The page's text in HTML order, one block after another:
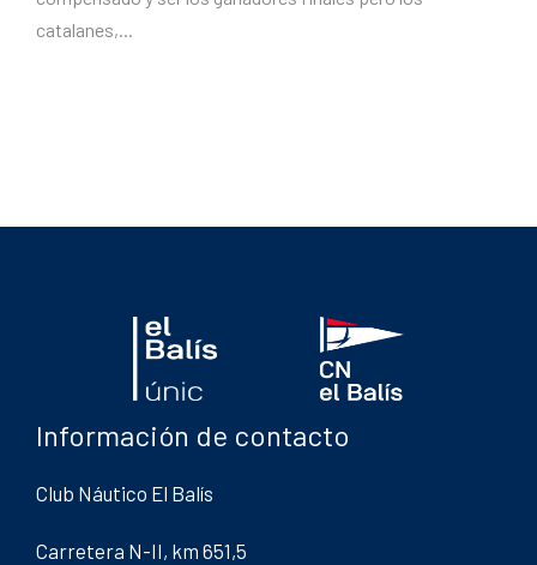
catalanes,...
Información de contacto
Club Náutico El Balís
Carretera N-II, km 651,5